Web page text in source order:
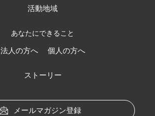
活動地域
あなたにできること
法人の方へ 個人の方へ
ストーリー
メールマガジン登録